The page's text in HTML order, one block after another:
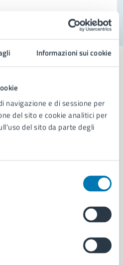
Informazioni sui cookie
navigazione e di sessione per
del sito e cookie analitici per
del sito da parte degli